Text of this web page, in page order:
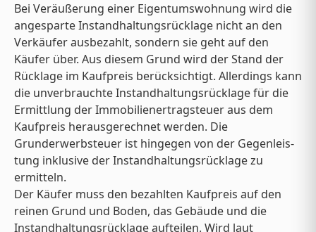
Bei Veräußerung einer Eigentumswohnung wird die
angesparte Instandhaltungsrücklage nicht an den
Verkäufer ausbezahlt, sondern sie geht auf den
Käufer über. Aus diesem Grund wird der Stand der
Rücklage im Kaufpreis berücksichtigt. Allerdings kann
die unverbrauchte Instandhaltungsrücklage für die
Ermittlung der Immobilienertragsteuer aus dem
Kaufpreis herausgerechnet werden. Die
Grunderwerbsteuer ist hingegen von der Gegenleis-
tung inklusive der Instandhaltungsrücklage zu
ermitteln.
Der Käufer muss den bezahlten Kaufpreis auf den
reinen Grund und Boden, das Gebäude und die
Instandhaltungsrücklage aufteilen. Wird laut